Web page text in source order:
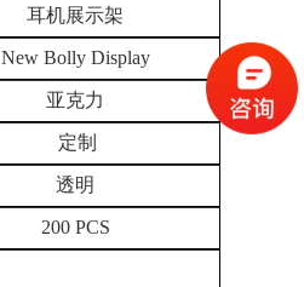
耳机展示架
New Bolly Display
亚克力
定制
透明
200 PCS